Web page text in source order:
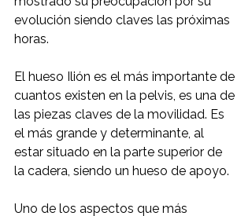
evolución siendo claves las próximas
horas.
El hueso Ilión es el más importante de
cuantos existen en la pelvis, es una de
las piezas claves de la movilidad. Es
el más grande y determinante, al
estar situado en la parte superior de
la cadera, siendo un hueso de apoyo.
Uno de los aspectos que más